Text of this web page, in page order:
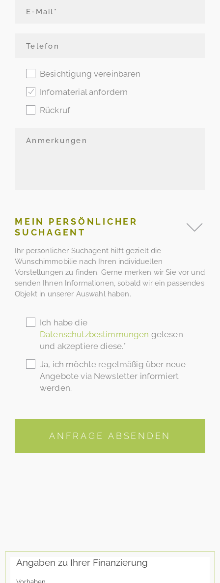
Besichtigung vereinbaren
Infomaterial anfordern
Rückruf
MEIN PERSÖNLICHER
SUCHAGENT
Ihr persönlicher Suchagent hilft gezielt die
Wunschimmobilie nach Ihren individuellen
Vorstellungen zu finden. Gerne merken wir Sie vor und
senden Ihnen Informationen, sobald wir ein passendes
Objekt in unserer Auswahl haben.
Ich habe die
Datenschutzbestimmungen gelesen
und akzeptiere diese.*
Ja, ich möchte regelmäßig über neue
Angebote via Newsletter informiert
werden.
ANFRAGE ABSENDEN